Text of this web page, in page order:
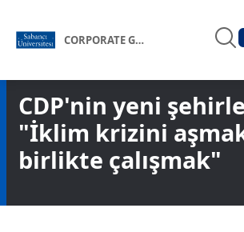
CORPORATE GOVERNANCE FORUM OF TÜRKİYE
CDP'nin yeni
"İklim krizini
birlikte çalışmak"